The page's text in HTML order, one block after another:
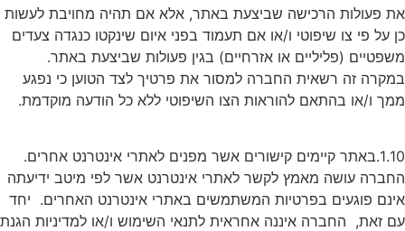
את פעולות הרכישה שביצעת באתר, אלא אם תהיה מחויבת לעשות
כן על פי צו שיפוטי ו/או אם תעמוד בפני איום שינקטו כנגדה צעדים
משפטיים (פליליים או אזרחיים) בגין פעולות שביצעת באתר.
במקרה זה רשאית החברה למסור את פרטיך לצד הטוען כי נפגע
ממך ו/או בהתאם להוראות הצו השיפוטי ללא כל הודעה מוקדמת.
1.10.באתר קיימים קישורים אשר מפנים לאתרי אינטרנט אחרים.
החברה עושה מאמץ לקשר לאתרי אינטרנט אשר לפי מיטב ידיעתה
אינם פוגעים בפרטיות המשתמשים באתרי אינטרנט האחרים. יחד
עם זאת, החברה איננה אחראית לתנאי השימוש ו/או למדיניות הגנת